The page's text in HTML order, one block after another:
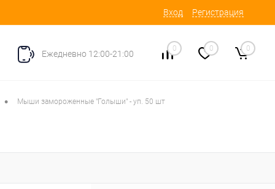
Вход Регистрация
Ежедневно 12:00-21:00
0 0 0
• Мыши замороженные "Голыши" - уп. 50 шт